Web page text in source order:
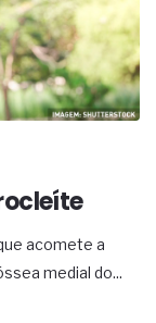
acomete a
medial do...